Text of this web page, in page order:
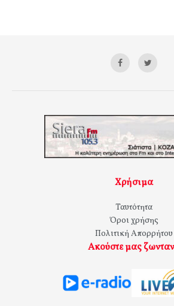
Χρήσιμα
Ταυτότητα
Όροι χρήσης
Πολιτική Απορρήτου
Ακούστε μας